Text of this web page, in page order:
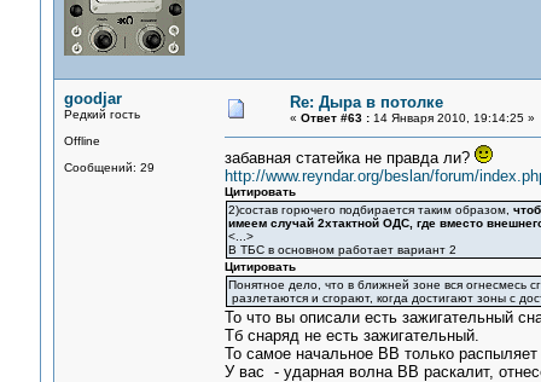
goodjar
Редкий гость
Offline
Сообщений: 29
Re: Дыра в потолке
« Ответ #63 :14 Января 2010, 19:14:25 »
забавная статейка не правда ли?
http://www.reyndar.org/beslan/forum/
Цитировать
2)состав горючего подбирается таким образом,
имеем случай 2хтактной ОДС, где вместо
<...>
В ТБС в основном работает вариант 2
Цитировать
Понятное дело, что в ближней зоне вся огнесмесь
разлетаются и сгорают, когда достигают зоны с
То что вы описали есть зажигательный
Тб снаряд не есть зажигательный.
То самое начальное ВВ только
У вас - ударная волна ВВ раскалит,